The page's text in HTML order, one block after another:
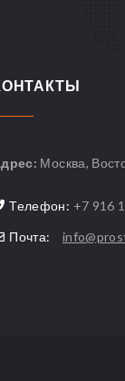
Москва,
Телефон: +7 916
Почта: